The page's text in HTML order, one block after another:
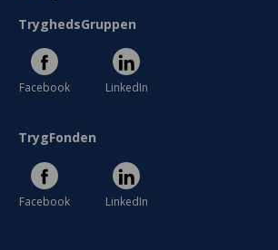
TryghedsGruppen
Facebook LinkedIn
TrygFonden
Facebook LinkedIn